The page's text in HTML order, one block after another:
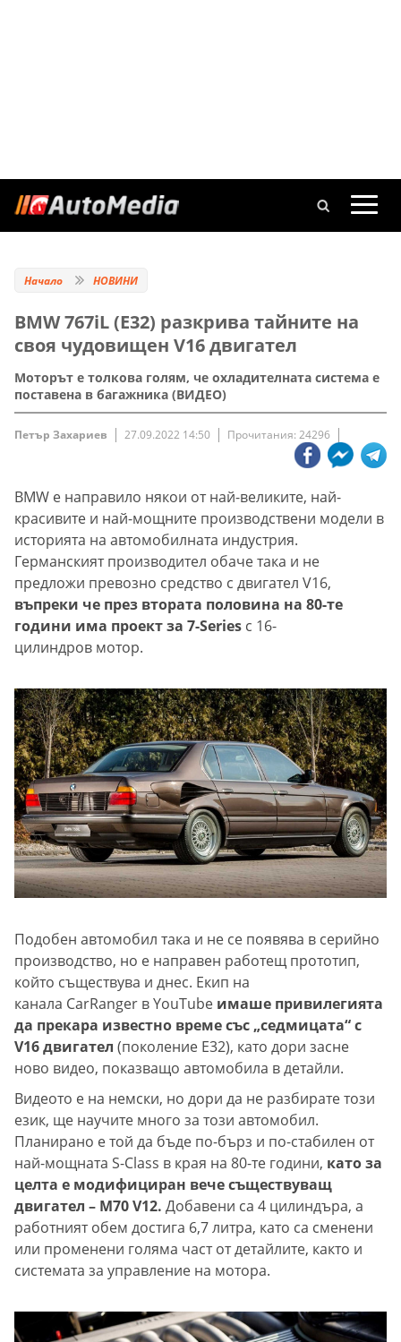
Начало НОВИНИ
BMW 767iL (E32) разкрива тайните на
своя чудовищен V16 двигател
Моторът е толкова голям, че охладителната система е
поставена в багажника (ВИДЕО)
Петър Захариев 27.09.2022 14:50 Прочитания: 24296
BMW е направило някои от най-великите, най-
красивите и най-мощните производствени модели в
историята на автомобилната индустрия.
Германският производител обаче така и не
предложи превозно средство с двигател V16,
въпреки че през втората половина на 80-те
години има проект за 7-Series с 16-
цилиндров мотор.
Подобен автомобил така и не се появява в серийно
производство, но е направен работещ прототип,
който съществува и днес. Екип на
канала CarRanger в YouTube имаше привилегията
да прекара известно време със „седмицата“ с
V16 двигател (поколение E32), като дори засне
ново видео, показващо автомобила в детайли.
Видеото е на немски, но дори да не разбирате този
език, ще научите много за този автомобил.
Планирано е той да бъде по-бърз и по-стабилен от
най-мощната S-Class в края на 80-те години, като за
целта е модифициран вече съществуващ
двигател – M70 V12. Добавени са 4 цилиндъра, а
работният обем достига 6,7 литра, като са сменени
или променени голяма част от детайлите, както и
системата за управление на мотора.